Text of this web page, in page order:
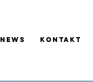
News Kontakt